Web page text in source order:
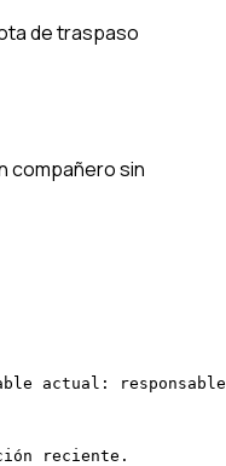
de traspaso
compañero sin
actual:
reciente.